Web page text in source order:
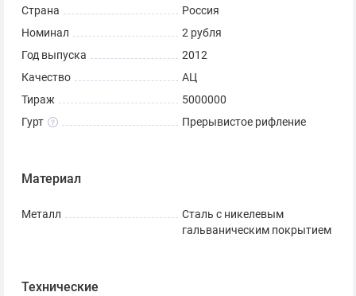
Страна
Россия
Номинал
2 рубля
Год выпуска
2012
Качество
АЦ
Тираж
5000000
Гурт
Прерывистое рифление
Материал
Металл
Сталь с никелевым
гальваническим покрытием
Технические